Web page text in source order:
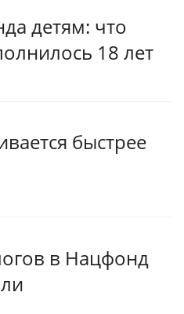
детям: что
18 лет
быстрее
в Нацфонд